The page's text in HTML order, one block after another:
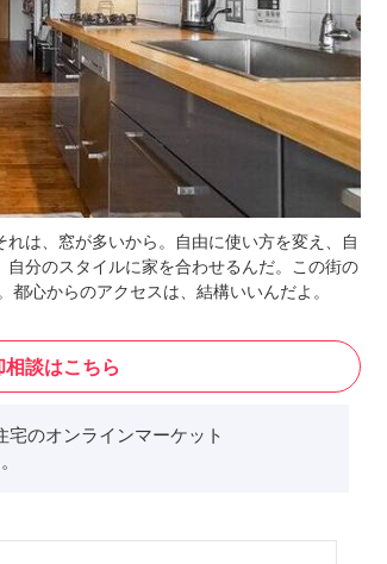
は、窓が多いから。自由に使い方を変え、自
分のスタイルに家を合わせるんだ。この街の
心からのアクセスは、結構いいんだよ。
談はこちら
のオンラインマーケット